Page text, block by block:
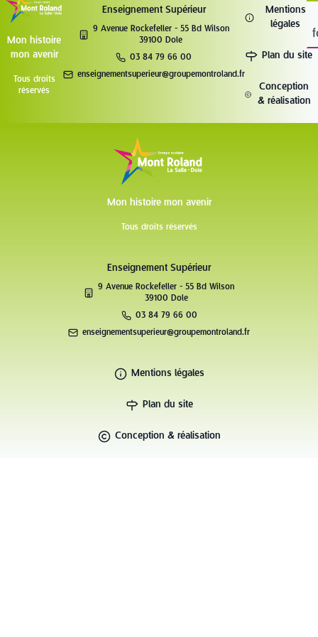
Mon histoire
mon avenir
Tous droits
réservés
Enseignement Supérieur
9 Avenue Rockefeller - 55 Bd Wilson
39100 Dole
03 84 79 66 00
enseignementsuperieur@groupemontroland.fr
Mentions
légales
Plan du site
Conception
& réalisation
Mon histoire mon avenir
Tous droits réservés
Enseignement Supérieur
9 Avenue Rockefeller - 55 Bd Wilson
39100 Dole
03 84 79 66 00
enseignementsuperieur@groupemontroland.fr
Mentions légales
Plan du site
Conception & réalisation